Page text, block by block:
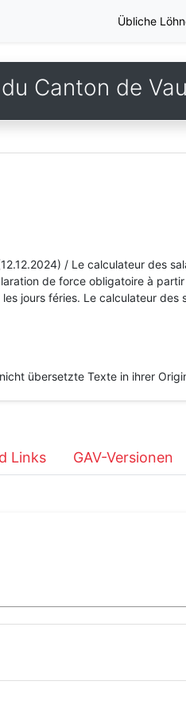
Übliche
Canton de
/ Le calculateur des
de force obligatoire à
jours féries. Le calculateur des
übersetzte Texte in ihrer
Links GAV-Versionen